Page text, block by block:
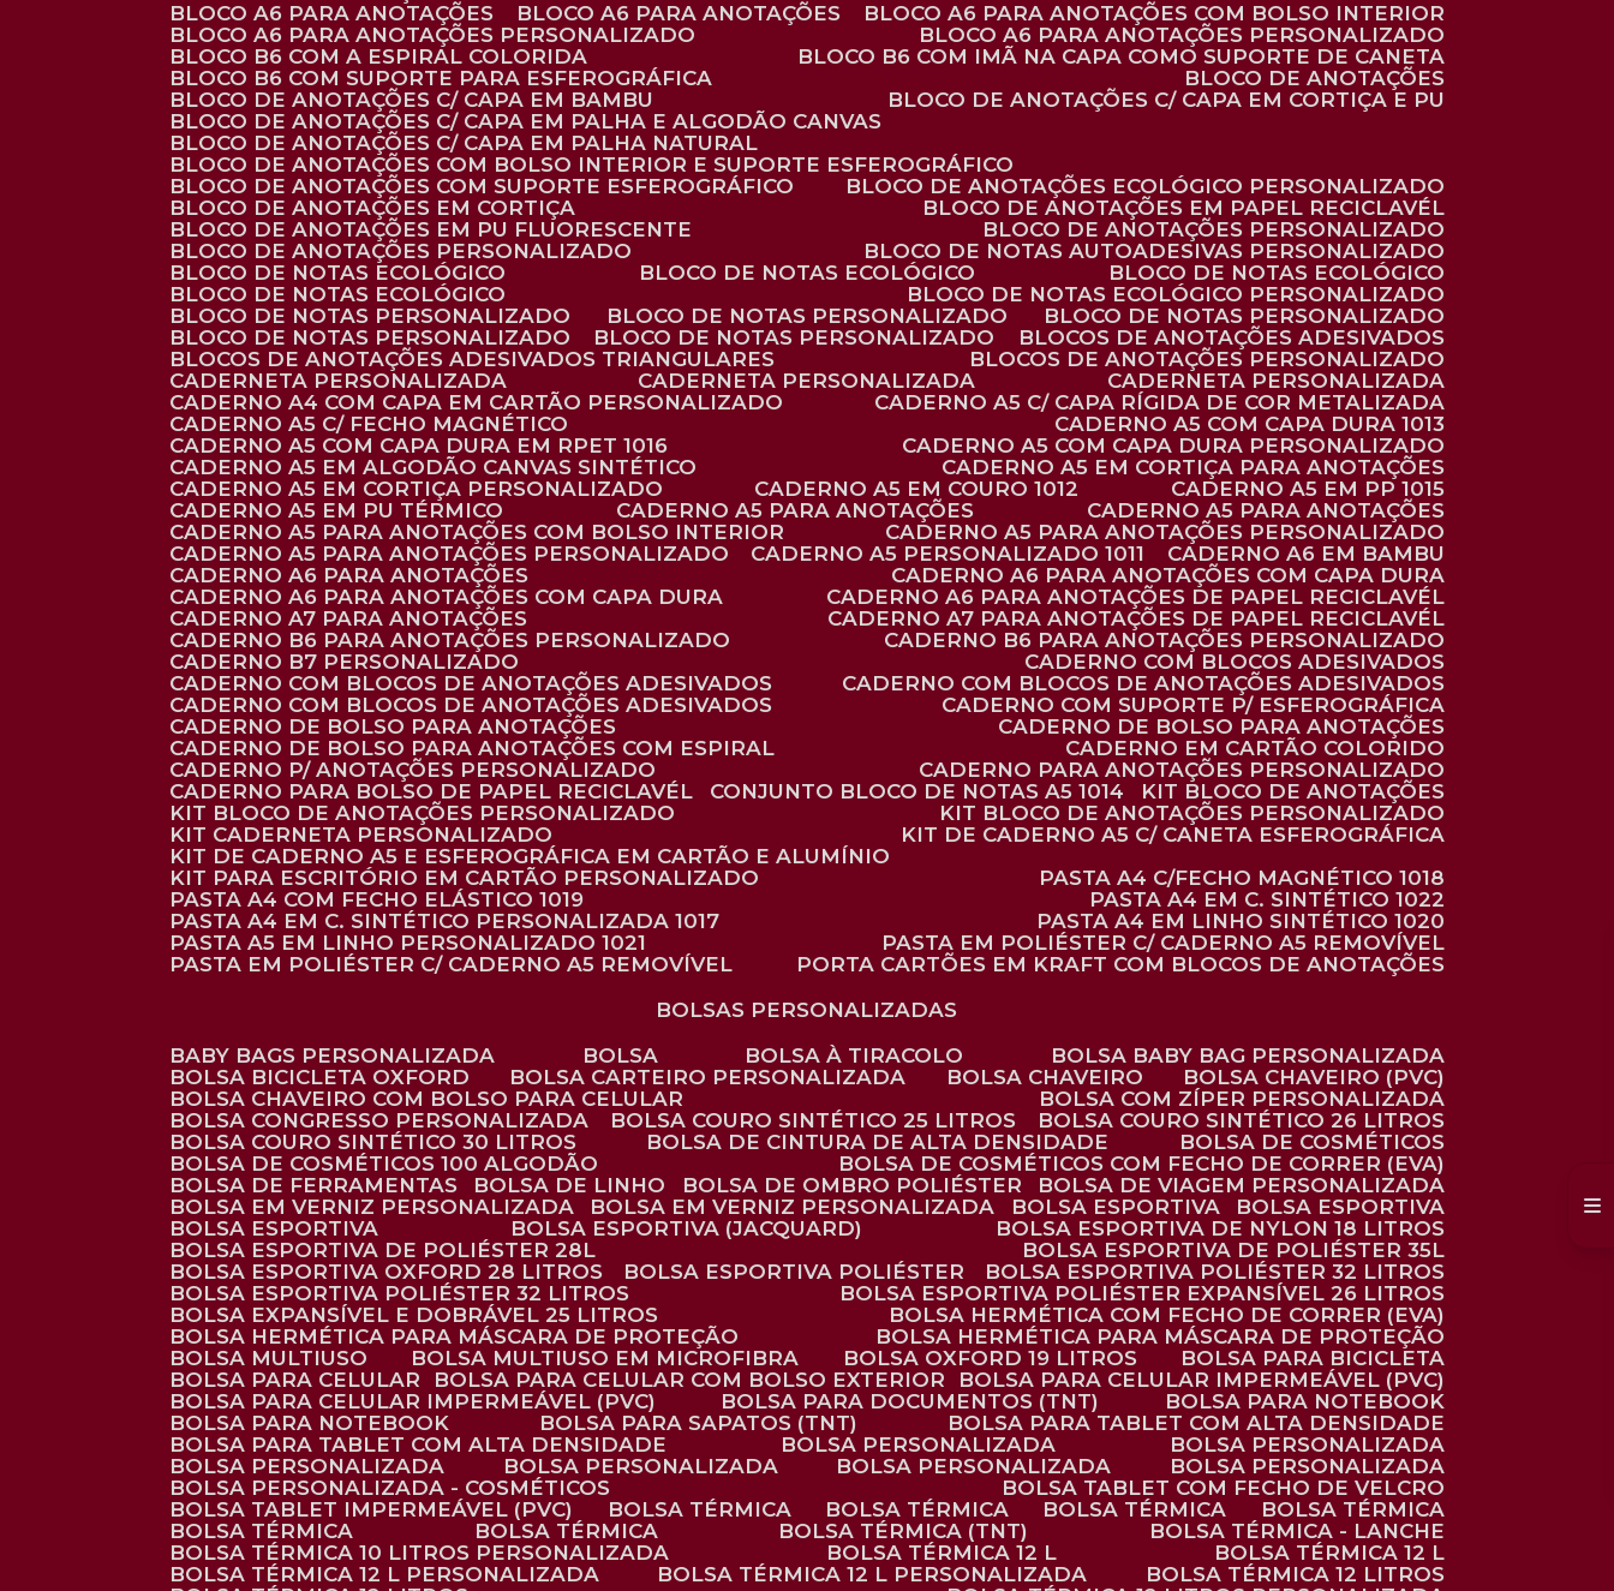
BLOCO A6 PARA ANOTAÇÕES
BLOCO A6 PARA ANOTAÇÕES
BLOCO A6 PARA ANOTAÇÕES COM BOLSO INTERIOR
BLOCO A6 PARA ANOTAÇÕES PERSONALIZADO
BLOCO A6 PARA ANOTAÇÕES PERSONALIZADO
BLOCO B6 COM A ESPIRAL COLORIDA
BLOCO B6 COM IMÃ NA CAPA COMO SUPORTE DE CANETA
BLOCO B6 COM SUPORTE PARA ESFEROGRÁFICA
BLOCO DE ANOTAÇÕES
BLOCO DE ANOTAÇÕES C/ CAPA EM BAMBU
BLOCO DE ANOTAÇÕES C/ CAPA EM CORTIÇA E PU
BLOCO DE ANOTAÇÕES C/ CAPA EM PALHA E ALGODÃO CANVAS
BLOCO DE ANOTAÇÕES C/ CAPA EM PALHA NATURAL
BLOCO DE ANOTAÇÕES COM BOLSO INTERIOR E SUPORTE ESFEROGRÁFICO
BLOCO DE ANOTAÇÕES COM SUPORTE ESFEROGRÁFICO
BLOCO DE ANOTAÇÕES ECOLÓGICO PERSONALIZADO
BLOCO DE ANOTAÇÕES EM CORTIÇA
BLOCO DE ANOTAÇÕES EM PAPEL RECICLAVÉL
BLOCO DE ANOTAÇÕES EM PU FLUORESCENTE
BLOCO DE ANOTAÇÕES PERSONALIZADO
BLOCO DE ANOTAÇÕES PERSONALIZADO
BLOCO DE NOTAS AUTOADESIVAS PERSONALIZADO
BLOCO DE NOTAS ECOLÓGICO
BLOCO DE NOTAS ECOLÓGICO
BLOCO DE NOTAS ECOLÓGICO
BLOCO DE NOTAS ECOLÓGICO
BLOCO DE NOTAS ECOLÓGICO PERSONALIZADO
BLOCO DE NOTAS PERSONALIZADO
BLOCO DE NOTAS PERSONALIZADO
BLOCO DE NOTAS PERSONALIZADO
BLOCO DE NOTAS PERSONALIZADO
BLOCO DE NOTAS PERSONALIZADO
BLOCOS DE ANOTAÇÕES ADESIVADOS
BLOCOS DE ANOTAÇÕES ADESIVADOS TRIANGULARES
BLOCOS DE ANOTAÇÕES PERSONALIZADO
CADERNETA PERSONALIZADA
CADERNETA PERSONALIZADA
CADERNETA PERSONALIZADA
CADERNO A4 COM CAPA EM CARTÃO PERSONALIZADO
CADERNO A5 C/ CAPA RÍGIDA DE COR METALIZADA
CADERNO A5 C/ FECHO MAGNÉTICO
CADERNO A5 COM CAPA DURA 1013
CADERNO A5 COM CAPA DURA EM RPET 1016
CADERNO A5 COM CAPA DURA PERSONALIZADO
CADERNO A5 EM ALGODÃO CANVAS SINTÉTICO
CADERNO A5 EM CORTIÇA PARA ANOTAÇÕES
CADERNO A5 EM CORTIÇA PERSONALIZADO
CADERNO A5 EM COURO 1012
CADERNO A5 EM PP 1015
CADERNO A5 EM PU TÉRMICO
CADERNO A5 PARA ANOTAÇÕES
CADERNO A5 PARA ANOTAÇÕES
CADERNO A5 PARA ANOTAÇÕES COM BOLSO INTERIOR
CADERNO A5 PARA ANOTAÇÕES PERSONALIZADO
CADERNO A5 PARA ANOTAÇÕES PERSONALIZADO
CADERNO A5 PERSONALIZADO 1011
CADERNO A6 EM BAMBU
CADERNO A6 PARA ANOTAÇÕES
CADERNO A6 PARA ANOTAÇÕES COM CAPA DURA
CADERNO A6 PARA ANOTAÇÕES COM CAPA DURA
CADERNO A6 PARA ANOTAÇÕES DE PAPEL RECICLAVÉL
CADERNO A7 PARA ANOTAÇÕES
CADERNO A7 PARA ANOTAÇÕES DE PAPEL RECICLAVÉL
CADERNO B6 PARA ANOTAÇÕES PERSONALIZADO
CADERNO B6 PARA ANOTAÇÕES PERSONALIZADO
CADERNO B7 PERSONALIZADO
CADERNO COM BLOCOS ADESIVADOS
CADERNO COM BLOCOS DE ANOTAÇÕES ADESIVADOS
CADERNO COM BLOCOS DE ANOTAÇÕES ADESIVADOS
CADERNO COM BLOCOS DE ANOTAÇÕES ADESIVADOS
CADERNO COM SUPORTE P/ ESFEROGRÁFICA
CADERNO DE BOLSO PARA ANOTAÇÕES
CADERNO DE BOLSO PARA ANOTAÇÕES
CADERNO DE BOLSO PARA ANOTAÇÕES COM ESPIRAL
CADERNO EM CARTÃO COLORIDO
CADERNO P/ ANOTAÇÕES PERSONALIZADO
CADERNO PARA ANOTAÇÕES PERSONALIZADO
CADERNO PARA BOLSO DE PAPEL RECICLAVÉL
CONJUNTO BLOCO DE NOTAS A5 1014
KIT BLOCO DE ANOTAÇÕES
KIT BLOCO DE ANOTAÇÕES PERSONALIZADO
KIT BLOCO DE ANOTAÇÕES PERSONALIZADO
KIT CADERNETA PERSONALIZADO
KIT DE CADERNO A5 C/ CANETA ESFEROGRÁFICA
KIT DE CADERNO A5 E ESFEROGRÁFICA EM CARTÃO E ALUMÍNIO
KIT PARA ESCRITÓRIO EM CARTÃO PERSONALIZADO
PASTA A4 C/FECHO MAGNÉTICO 1018
PASTA A4 COM FECHO ELÁSTICO 1019
PASTA A4 EM C. SINTÉTICO 1022
PASTA A4 EM C. SINTÉTICO PERSONALIZADA 1017
PASTA A4 EM LINHO SINTÉTICO 1020
PASTA A5 EM LINHO PERSONALIZADO 1021
PASTA EM POLIÉSTER C/ CADERNO A5 REMOVÍVEL
PASTA EM POLIÉSTER C/ CADERNO A5 REMOVÍVEL
PORTA CARTÕES EM KRAFT COM BLOCOS DE ANOTAÇÕES
BOLSAS PERSONALIZADAS
BABY BAGS PERSONALIZADA
BOLSA BOLSA À TIRACOLO
BOLSA BABY BAG PERSONALIZADA
BOLSA BICICLETA OXFORD
BOLSA CARTEIRO PERSONALIZADA BOLSA CHAVEIRO
BOLSA CHAVEIRO (PVC)
BOLSA CHAVEIRO COM BOLSO PARA CELULAR
BOLSA COM ZÍPER PERSONALIZADA
BOLSA CONGRESSO PERSONALIZADA
BOLSA COURO SINTÉTICO 25 LITROS
BOLSA COURO SINTÉTICO 26 LITROS
BOLSA COURO SINTÉTICO 30 LITROS
BOLSA DE CINTURA DE ALTA DENSIDADE
BOLSA DE COSMÉTICOS
BOLSA DE COSMÉTICOS 100 ALGODÃO
BOLSA DE COSMÉTICOS COM FECHO DE CORRER (EVA)
BOLSA DE FERRAMENTAS
BOLSA DE LINHO BOLSA DE OMBRO POLIÉSTER
BOLSA DE VIAGEM PERSONALIZADA
BOLSA EM VERNIZ PERSONALIZADA
BOLSA EM VERNIZ PERSONALIZADA BOLSA ESPORTIVA
BOLSA ESPORTIVA
BOLSA ESPORTIVA
BOLSA ESPORTIVA (JACQUARD)
BOLSA ESPORTIVA DE NYLON 18 LITROS
BOLSA ESPORTIVA DE POLIÉSTER 28L
BOLSA ESPORTIVA DE POLIÉSTER 35L
BOLSA ESPORTIVA OXFORD 28 LITROS
BOLSA ESPORTIVA POLIÉSTER
BOLSA ESPORTIVA POLIÉSTER 32 LITROS
BOLSA ESPORTIVA POLIÉSTER 32 LITROS
BOLSA ESPORTIVA POLIÉSTER EXPANSÍVEL 26 LITROS
BOLSA EXPANSÍVEL E DOBRÁVEL 25 LITROS
BOLSA HERMÉTICA COM FECHO DE CORRER (EVA)
BOLSA HERMÉTICA PARA MÁSCARA DE PROTEÇÃO
BOLSA HERMÉTICA PARA MÁSCARA DE PROTEÇÃO
BOLSA MULTIUSO
BOLSA MULTIUSO EM MICROFIBRA BOLSA OXFORD 19 LITROS
BOLSA PARA BICICLETA
BOLSA PARA CELULAR
BOLSA PARA CELULAR COM BOLSO EXTERIOR
BOLSA PARA CELULAR IMPERMEÁVEL (PVC)
BOLSA PARA CELULAR IMPERMEÁVEL (PVC)
BOLSA PARA DOCUMENTOS (TNT)
BOLSA PARA NOTEBOOK
BOLSA PARA NOTEBOOK
BOLSA PARA SAPATOS (TNT)
BOLSA PARA TABLET COM ALTA DENSIDADE
BOLSA PARA TABLET COM ALTA DENSIDADE
BOLSA PERSONALIZADA
BOLSA PERSONALIZADA
BOLSA PERSONALIZADA
BOLSA PERSONALIZADA BOLSA PERSONALIZADA
BOLSA PERSONALIZADA
BOLSA PERSONALIZADA - COSMÉTICOS
BOLSA TABLET COM FECHO DE VELCRO
BOLSA TABLET IMPERMEÁVEL (PVC)
BOLSA TÉRMICA BOLSA TÉRMICA BOLSA TÉRMICA
BOLSA TÉRMICA
BOLSA TÉRMICA
BOLSA TÉRMICA BOLSA TÉRMICA (TNT)
BOLSA TÉRMICA - LANCHE
BOLSA TÉRMICA 10 LITROS PERSONALIZADA
BOLSA TÉRMICA 12 L
BOLSA TÉRMICA 12 L
BOLSA TÉRMICA 12 L PERSONALIZADA
BOLSA TÉRMICA 12 L PERSONALIZADA
BOLSA TÉRMICA 12 LITROS